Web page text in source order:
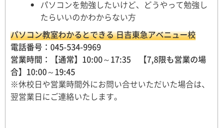
パソコンを勉強したいけど、どうやって勉強し
たらいいのかわからない方
パソコン教室わかるとできる 日吉東急アベニュー校
電話番号：045-534-9969
営業時間：【通常】10:00～17:35 【7,8限も営業の場
合】10:00～19:45
※休校日や営業時間外にお問い合せいただいた場合は、
翌営業日にご連絡いたします。